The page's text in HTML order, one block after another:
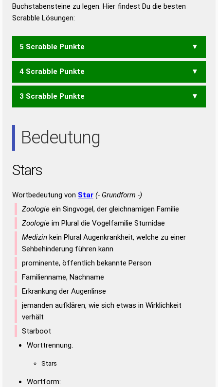
Duden – Deutsches
Buchstabensteine zu legen. Hier findest Du die besten
Scrabble Lösungen:
5 Scrabble Punkte
TRASS
4 Scrabble Punkte
ASTS RASS RAST RATS
3 Scrabble Punkte
Bedeutung
Stars
Wortbedeutung von Star (- Grundform -)
Zoologie ein Singvogel, der gleichnamigen Familie
Zoologie im Plural die Vogelfamilie Sturnidae
Medizin kein Plural Augenkrankheit, welche zu einer
Sehbehinderung führen kann
prominente, öffentlich bekannte Person
Familienname, Nachname
Erkrankung der Augenlinse
jemanden aufklären, wie sich etwas in Wirklichkeit
verhält
Starboot
Worttrennung:
Stars
Wortform: